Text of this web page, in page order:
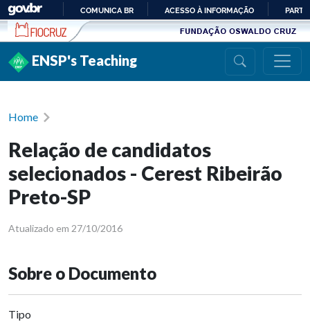
Ir para conteúdo
PARA
COMUNICA BR ACESSO À INFORMAÇÃO
ENSP's Teaching
Home
Relação de candidatos
selecionados - Cerest Ribeirão
Preto-SP
Atualizado em 27/10/2016
Sobre o Documento
Tipo